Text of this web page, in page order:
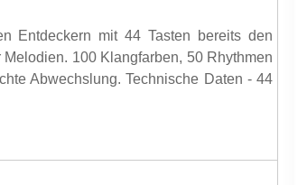
Entdeckern mit 44 Tasten bereits den
100 Klangfarben, 50 Rhythmen
Abwechslung. Technische Daten - 44